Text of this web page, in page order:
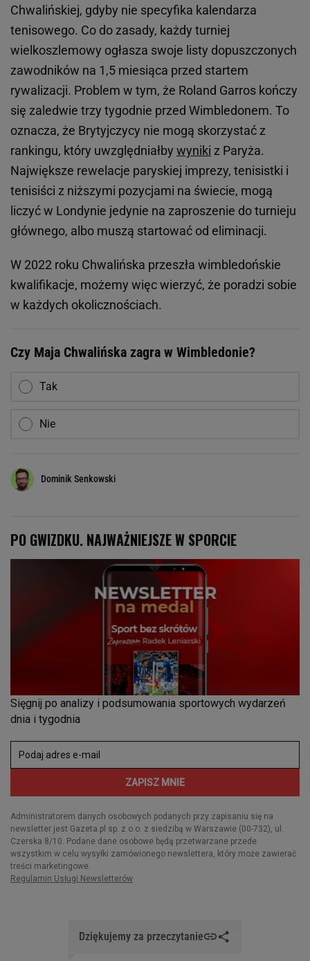
Chwalińskiej, gdyby nie specyfika kalendarza
tenisowego. Co do zasady, każdy turniej
wielkoszlemowy ogłasza swoje listy dopuszczonych
zawodników na 1,5 miesiąca przed startem
rywalizacji. Problem w tym, że Roland Garros kończy
się zaledwie trzy tygodnie przed Wimbledonem. To
oznacza, że Brytyjczycy nie mogą skorzystać z
rankingu, który uwzględniałby wyniki z Paryża.
Największe rewelacje paryskiej imprezy, tenisistki i
tenisiści z niższymi pozycjami na świecie, mogą
liczyć w Londynie jedynie na zaproszenie do turnieju
głównego, albo muszą startować od eliminacji.
W 2022 roku Chwalińska przeszła wimbledońskie
kwalifikacje, możemy więc wierzyć, że poradzi sobie
w każdych okolicznościach.
Czy Maja Chwalińska zagra w Wimbledonie?
Tak
Nie
Dominik Senkowski
Dziękujemy za przeczytanie